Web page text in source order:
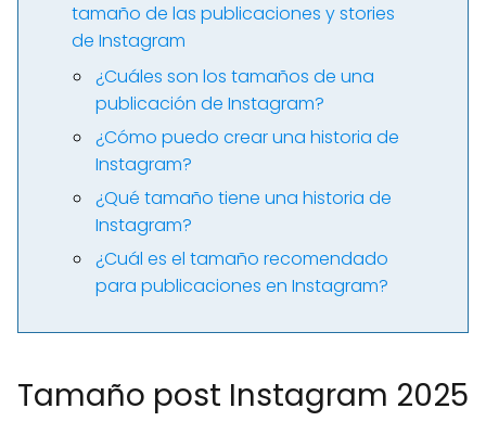
tamaño de las publicaciones y stories
de Instagram
¿Cuáles son los tamaños de una
publicación de Instagram?
¿Cómo puedo crear una historia de
Instagram?
¿Qué tamaño tiene una historia de
Instagram?
¿Cuál es el tamaño recomendado
para publicaciones en Instagram?
Tamaño post Instagram 2025